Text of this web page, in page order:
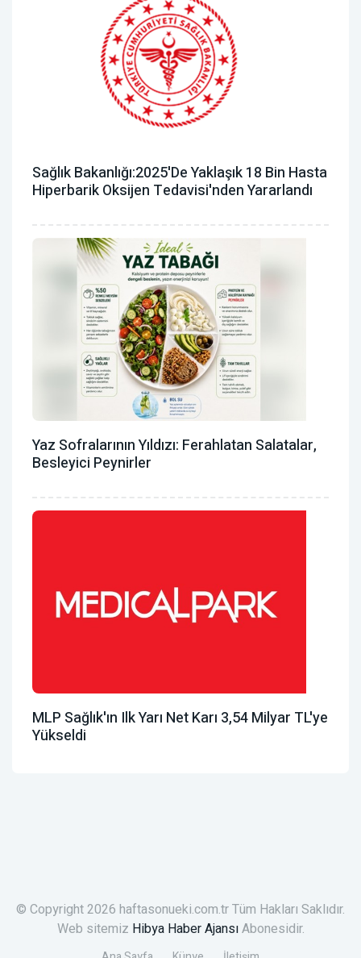
Sağlık Bakanlığı:2025'de Yaklaşık 18 Bin Hasta
Hiperbarik Oksijen Tedavisi'nden Yararlandı
Yaz Sofralarının Yıldızı: Ferahlatan Salatalar,
Besleyici Peynirler
MLP Sağlık'ın Ilk Yarı Net Karı 3,54 Milyar TL'ye
Yükseldi
© Copyright 2026 haftasonueki.com.tr Tüm Hakları Saklıdır.
Web sitemiz Hibya Haber AjansıAbonesidir.